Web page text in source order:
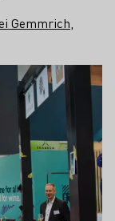
Gemmrich,